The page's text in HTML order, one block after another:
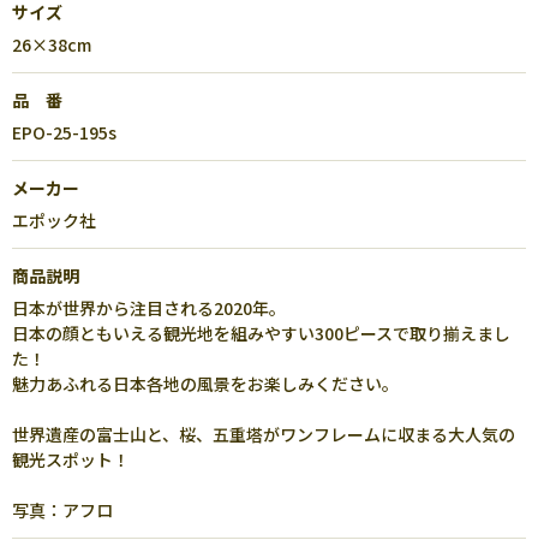
サイズ
26×38cm
品 番
EPO-25-195s
メーカー
エポック社
商品説明
日本が世界から注目される2020年。
日本の顔ともいえる観光地を組みやすい300ピースで取り揃えまし
た！
魅力あふれる日本各地の風景をお楽しみください。
世界遺産の富士山と、桜、五重塔がワンフレームに収まる大人気の
観光スポット！
写真：アフロ